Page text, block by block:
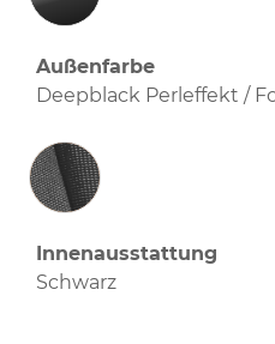
Außenfarbe
Deepblack Perleffekt /
Innenausstattung
Innenausstattung
Schwarz